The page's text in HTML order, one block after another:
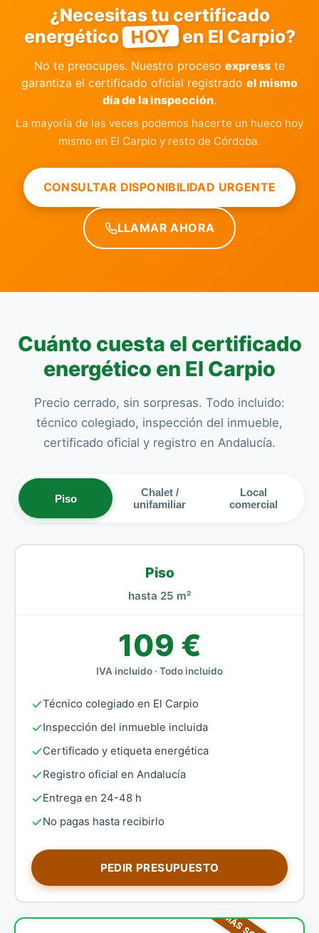
¿Necesitas tu certificado
energético HOY en El Carpio?
No te preocupes. Nuestro proceso express te
garantiza el certificado oficial registrado el mismo
día de la inspección.
La mayoría de las veces podemos hacerte un hueco hoy
mismo en El Carpio y resto de Córdoba.
CONSULTAR DISPONIBILIDAD URGENTE
LLAMAR AHORA
Cuánto cuesta el certificado
energético en El Carpio
Precio cerrado, sin sorpresas. Todo incluido:
técnico colegiado, inspección del inmueble,
certificado oficial y registro en Andalucía.
Piso
Chalet /
unifamiliar
Local
comercial
Piso
hasta 25 m²
109 €
IVA incluido · Todo incluido
Técnico colegiado en El Carpio
Inspección del inmueble incluida
Certificado y etiqueta energética
Registro oficial en Andalucía
Entrega en 24-48 h
No pagas hasta recibirlo
PEDIR PRESUPUESTO